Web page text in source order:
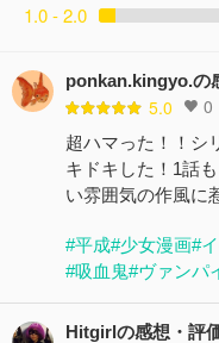
1.0 - 2.0
ponkan.kingyo.の
5.0 0
超ハマった！！シ
キドキした！1話
い雰囲気の作風に
#平成#少女漫画#
#吸血鬼#ヴァンパ
Hitgirlの感想・評